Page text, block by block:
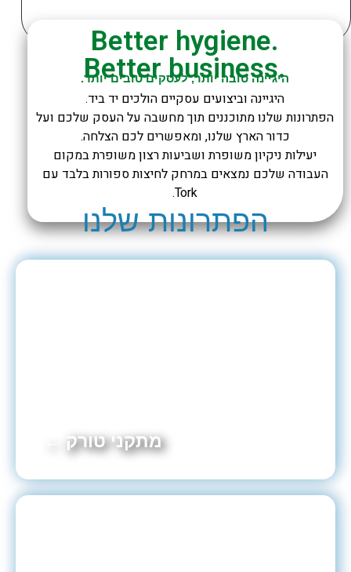
.Better hygiene
.Better business
היגיינה טובה יותר, לעסקים טובים יותר.
היגיינה וביצועים עסקיים הולכים יד ביד.
הפתרונות שלנו מתוכננים תוך מחשבה על העסק שלכם ועל
כדור הארץ שלנו, ומאפשרים לכם הצלחה.
יעילות ניקיון משופרת ושביעות רצון משופרת במקום
העבודה שלכם נמצאים במרחק לחיצות ספורות בלבד עם
Tork.
הפתרונות שלנו
מתקני טורק ←